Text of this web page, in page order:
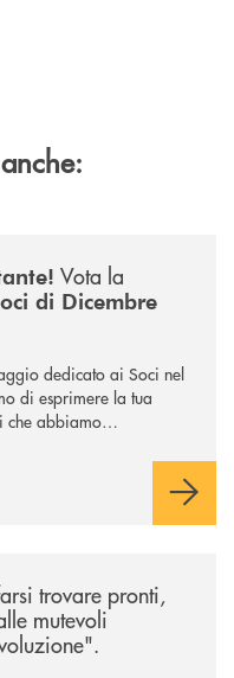
Vota la
di Dicembre
dedicato ai Soci nel
di esprimere la tua
che abbiamo
trovare pronti,
mutevoli